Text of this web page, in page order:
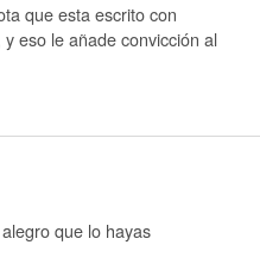
que esta escrito con
eso le añade convicción al
que lo hayas